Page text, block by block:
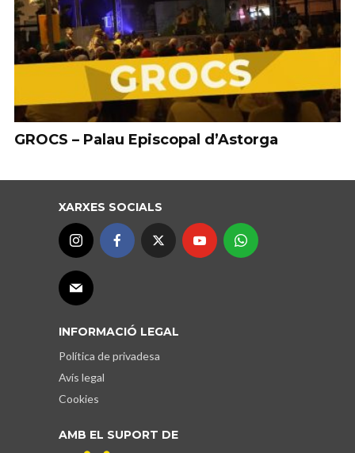
GROCS – Palau Episcopal d’Astorga
XARXES SOCIALS
INFORMACIÓ LEGAL
Política de privadesa
Avís legal
Cookies
AMB EL SUPORT DE